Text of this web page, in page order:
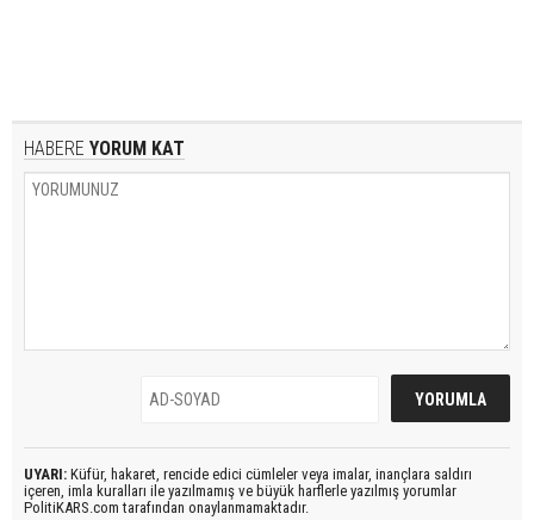
HABERE YORUM KAT
UYARI: Küfür, hakaret, rencide edici cümleler veya imalar, inançlara saldırı
içeren, imla kuralları ile yazılmamış ve büyük harflerle yazılmış yorumlar
PolitiKARS.com tarafından onaylanmamaktadır.